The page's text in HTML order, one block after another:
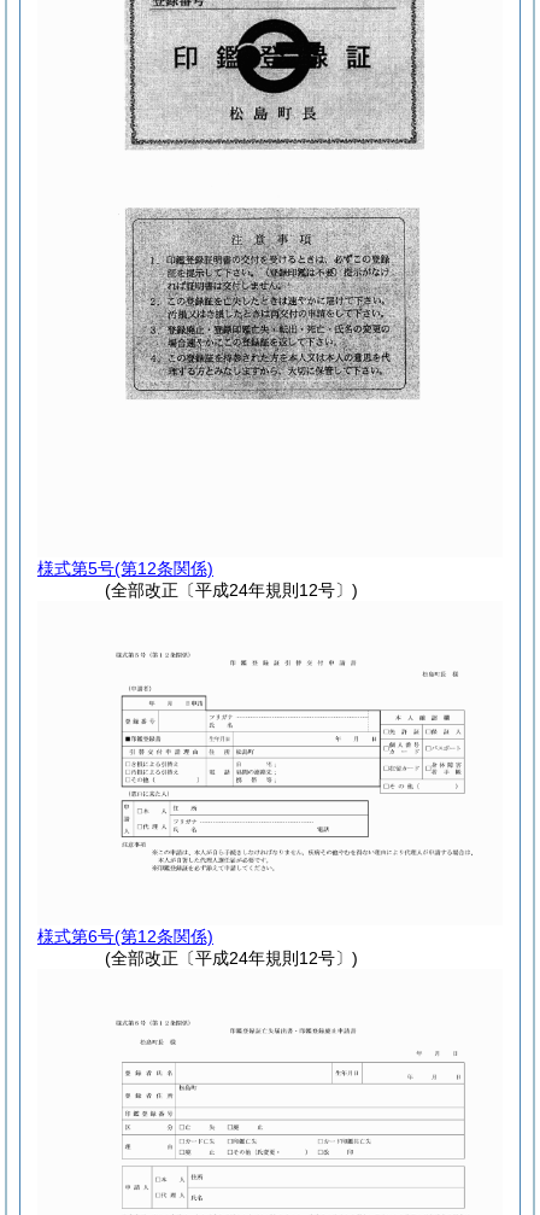
様式第5号(第12条関係)
(全部改正〔平成24年規則12号〕)
様式第6号(第12条関係)
(全部改正〔平成24年規則12号〕)